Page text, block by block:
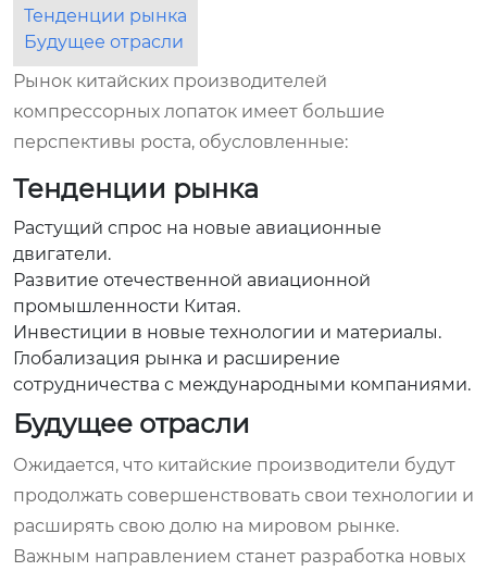
Тенденции рынка
Будущее отрасли
Рынок китайских производителей
компрессорных лопаток имеет большие
перспективы роста, обусловленные:
Тенденции рынка
Растущий спрос на новые авиационные
двигатели.
Развитие отечественной авиационной
промышленности Китая.
Инвестиции в новые технологии и материалы.
Глобализация рынка и расширение
сотрудничества с международными компаниями.
Будущее отрасли
Ожидается, что китайские производители будут
продолжать совершенствовать свои технологии и
расширять свою долю на мировом рынке.
Важным направлением станет разработка новых